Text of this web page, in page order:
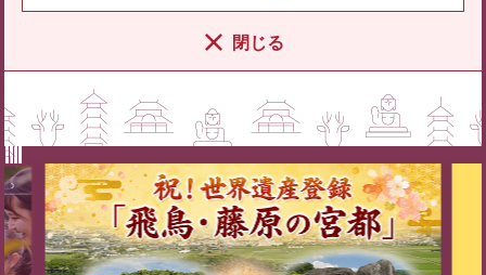
閉じる